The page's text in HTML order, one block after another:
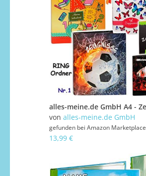
von alles-meine.de GmbH
gefunden bei Amazon Marketplace
13,99 €